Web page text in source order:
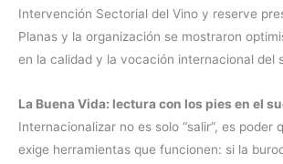
Intervención Sectorial del Vino y reserve
Planas y la organización se mostraron
en la calidad y la vocación internacional del
La Buena Vida: lectura con los pies en el
Internacionalizar no es solo “salir”, es poder
exige herramientas que funcionen: si la